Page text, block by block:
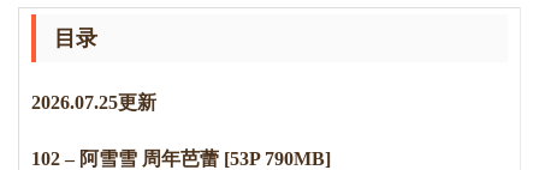
目录
2026.07.25更新
102 – 阿雪雪 周年芭蕾 [53P 790MB]